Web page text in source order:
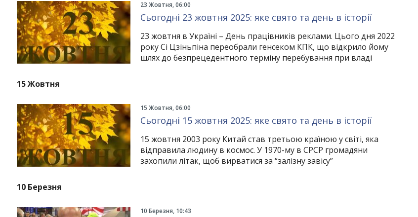
23 Жовтня, 06:00
Сьогодні 23 жовтня 2025: яке свято та день в історії
23 жовтня в Україні – День працівників реклами. Цього дня 2022
року Сі Цзіньпіна переобрали генсеком КПК, що відкрило йому
шлях до безпрецедентного терміну перебування при владі
15 Жовтня
15 Жовтня, 06:00
Сьогодні 15 жовтня 2025: яке свято та день в історії
15 жовтня 2003 року Китай став третьою країною у світі, яка
відправила людину в космос. У 1970-му в СРСР громадяни
захопили літак, щоб вирватися за “залізну завісу”
10 Березня
10 Березня, 10:43